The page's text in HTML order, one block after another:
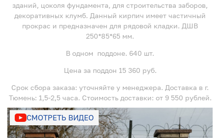
зданий, цоколя фундамента, для строительства заборов,
декоративных клумб. Данный кирпич имеет частичный
прокрас и предназначен для рядовой кладки. ДШВ
250*85*65 мм.
В одном поддоне. 640 шт.
Цена за поддон 15 360 руб.
Срок сбора заказа: уточняйте у менеджера. Доставка в г.
Тюмень: 1,5-2,5 часа. Стоимость доставки: от 9 550 рублей.
СМОТРЕТЬ ВИДЕО